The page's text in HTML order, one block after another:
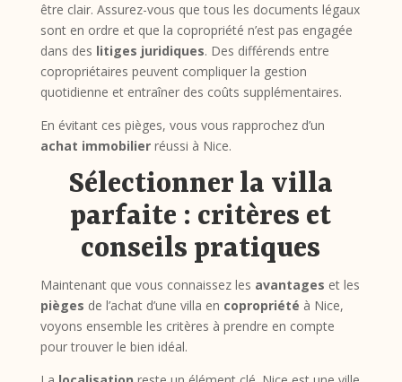
être clair. Assurez-vous que tous les documents légaux
sont en ordre et que la copropriété n’est pas engagée
dans des litiges juridiques. Des différends entre
copropriétaires peuvent compliquer la gestion
quotidienne et entraîner des coûts supplémentaires.
En évitant ces pièges, vous vous rapprochez d’un
achat immobilierréussi à Nice.
Sélectionner la villa
parfaite : critères et
conseils pratiques
Maintenant que vous connaissez les avantages et les
pièges de l’achat d’une villa en copropriété à Nice,
voyons ensemble les critères à prendre en compte
pour trouver le bien idéal.